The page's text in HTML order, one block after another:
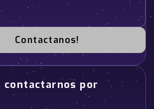
Contactanos!
contactarnos por